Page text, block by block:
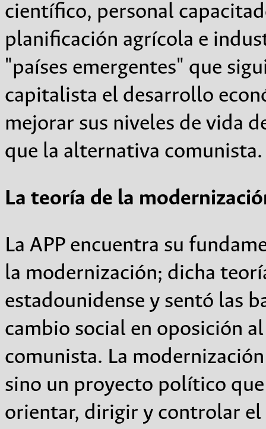
científico, personal
planificación agrícola e
"países emergentes" que
capitalista el desarrollo
mejorar sus niveles de vida
que la alternativa comunista.
La teoría de la
La APP encuentra su
la modernización; dicha
estadounidense y sentó las
cambio social en oposición
comunista. La
sino un proyecto político
orientar, dirigir y controlar